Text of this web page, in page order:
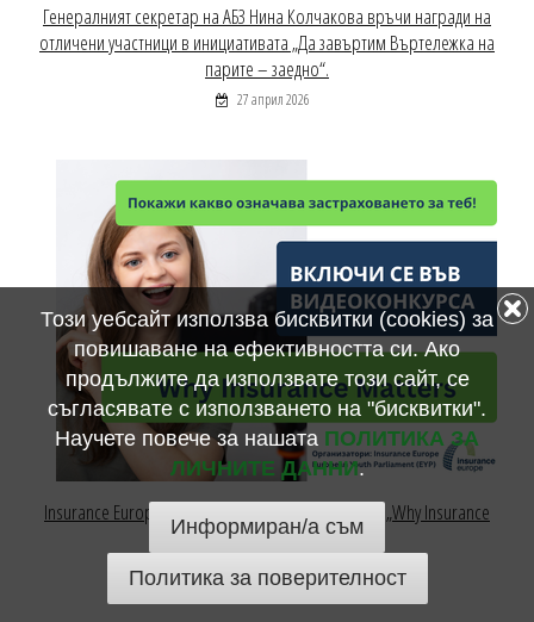
Генералният секретар на АБЗ Нина Колчакова връчи награди на
отличени участници в инициативата „Да завъртим Въртележка на
парите – заедно“.
27 април 2026
Insurance Europe с видео конкурс за млади хора: „Why Insurance
Matters“
23 април 2026
Този уебсайт използва бисквитки (cookies) за
повишаване на ефективността си. Ако
продължите да използвате този сайт, се
съгласявате с използването на "бисквитки".
Научете повече за нашата ПОЛИТИКА ЗА
ЛИЧНИТЕ ДАННИ.
Информиран/а съм
Политика за поверителност